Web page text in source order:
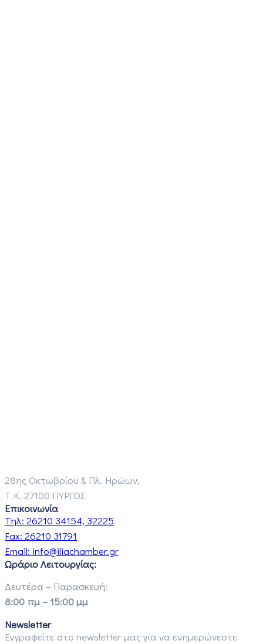
28ης Οκτωβρίου & Πλ. Ηρώων,
Τ.Κ. 27100 ΠΥΡΓΟΣ
Επικοινωνία
Τηλ: 26210 34154, 32225
Fax: 26210 31791
Email: info@iliachamber.gr
Ωράριο Λειτουργίας:
Δευτέρα – Παρασκευή:
8:00 πμ – 15:00 μμ
Newsletter
Εγγραφείτε στο newsletter μας για να ενημερώνεστε